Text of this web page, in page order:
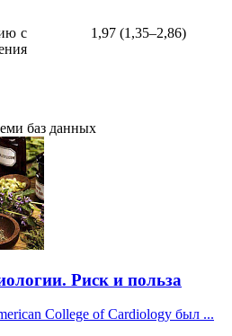
с
1,97 (1,35–2,86)
баз данных
Риск и польза
College of Cardiology был ...